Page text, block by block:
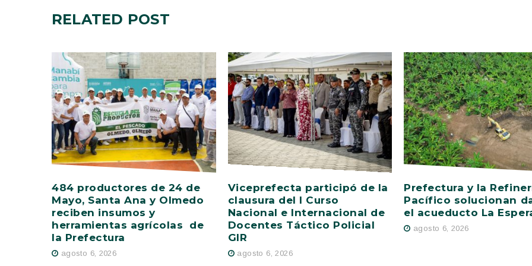
RELATED POST
484 productores de 24 de
Mayo, Santa Ana y Olmedo
reciben insumos y
herramientas agrícolas de
la Prefectura
agosto 6, 2026
Viceprefecta participó de la
clausura del I Curso
Nacional e Internacional de
Docentes Táctico Policial
GIR
agosto 6, 2026
Prefectura y la
Pacífico solucionan
el acueducto La
agosto 6, 2026